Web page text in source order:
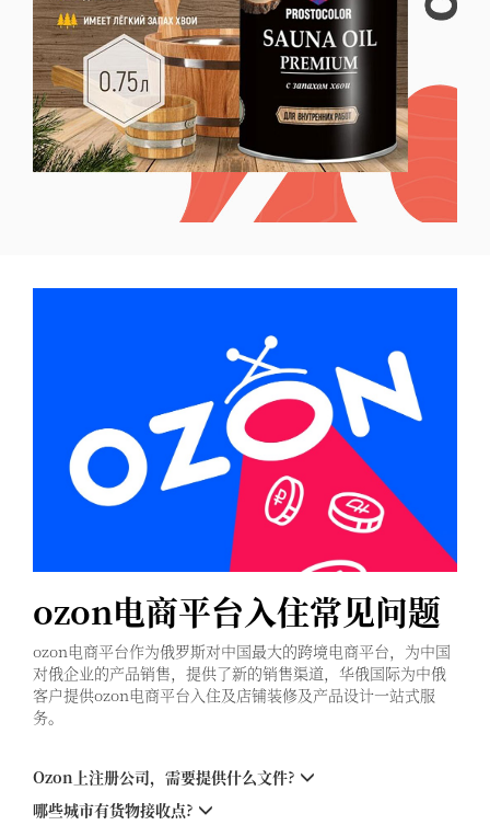
ozon电商平台入住常见问题
ozon电商平台作为俄罗斯对中国最大的跨境电商平台，为中国
对俄企业的产品销售，提供了新的销售渠道，华俄国际为中俄
客户提供ozon电商平台入住及店铺装修及产品设计一站式服
务。
Ozon上注册公司，需要提供什么文件?
哪些城市有货物接收点?